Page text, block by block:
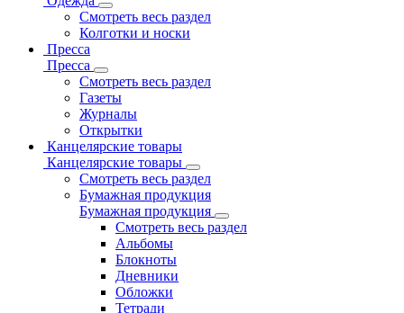
Смотреть весь раздел
Колготки и носки
Пресса
Пресса
Смотреть весь раздел
Газеты
Журналы
Открытки
Канцелярские товары
Канцелярские товары
Смотреть весь раздел
Бумажная продукция
Бумажная продукция
Смотреть весь раздел
Альбомы
Блокноты
Дневники
Обложки
Тетради